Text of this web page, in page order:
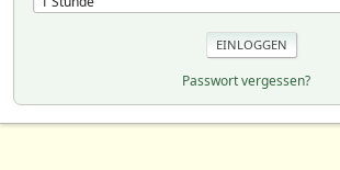
Passwort vergessen?